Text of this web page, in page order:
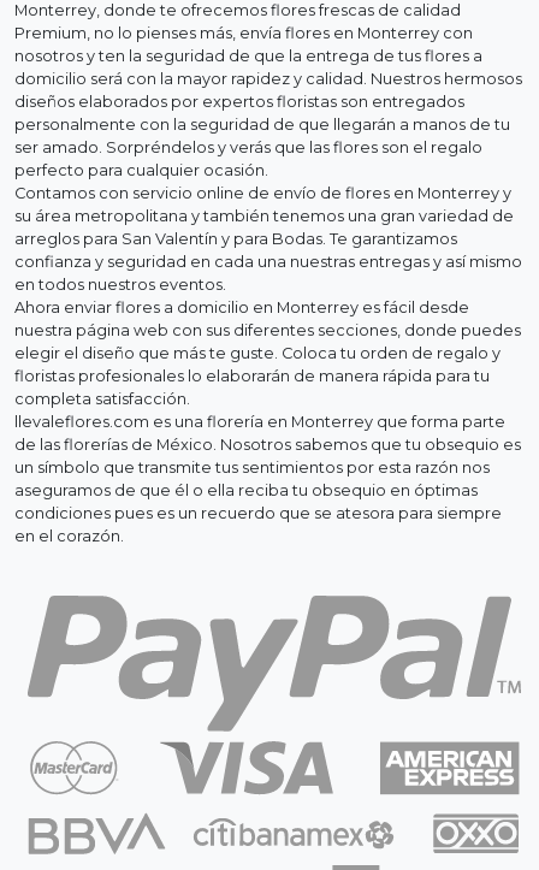
Monterrey, donde te ofrecemos flores frescas de calidad
Premium, no lo pienses más, envía flores en Monterrey con
nosotros y ten la seguridad de que la entrega de tus flores a
domicilio será con la mayor rapidez y calidad. Nuestros hermosos
diseños elaborados por expertos floristas son entregados
personalmente con la seguridad de que llegarán a manos de tu
ser amado. Sorpréndelos y verás que las flores son el regalo
perfecto para cualquier ocasión.
Contamos con servicio online de envío de flores en Monterrey y
su área metropolitana y también tenemos una gran variedad de
arreglos para San Valentín y para Bodas. Te garantizamos
confianza y seguridad en cada una nuestras entregas y así mismo
en todos nuestros eventos.
Ahora enviar flores a domicilio en Monterrey es fácil desde
nuestra página web con sus diferentes secciones, donde puedes
elegir el diseño que más te guste. Coloca tu orden de regalo y
floristas profesionales lo elaborarán de manera rápida para tu
completa satisfacción.
llevaleflores.com es una florería en Monterrey que forma parte
de las florerías de México. Nosotros sabemos que tu obsequio es
un símbolo que transmite tus sentimientos por esta razón nos
aseguramos de que él o ella reciba tu obsequio en óptimas
condiciones pues es un recuerdo que se atesora para siempre
en el corazón.